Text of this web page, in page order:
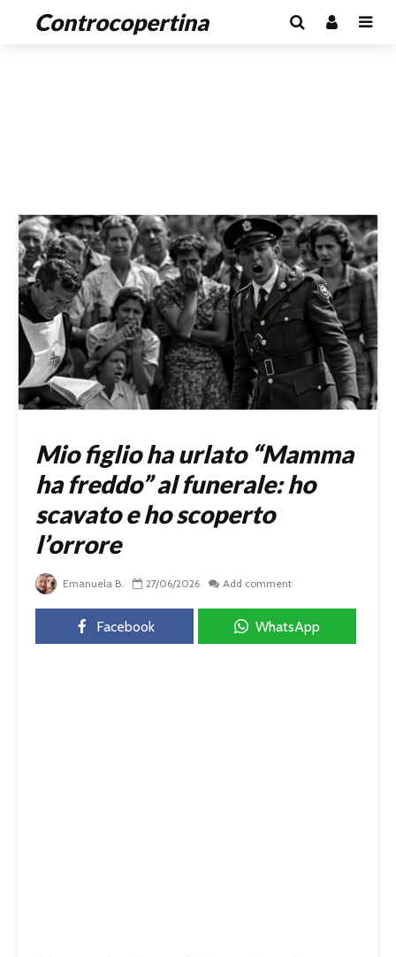
Controcopertina
Mio figlio ha urlato “Mamma
ha freddo” al funerale: ho
scavato e ho scoperto
l’orrore
Emanuela B. 27/06/2026 Add comment
Facebook WhatsApp